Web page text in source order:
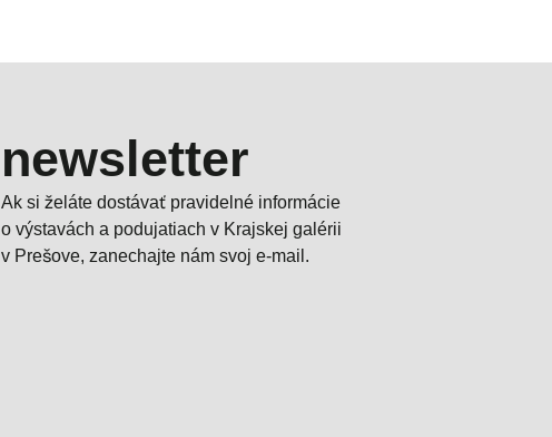
newsletter
Ak si želáte dostávať pravidelné informácie
o výstavách a podujatiach v Krajskej galérii
v Prešove, zanechajte nám svoj e-mail.